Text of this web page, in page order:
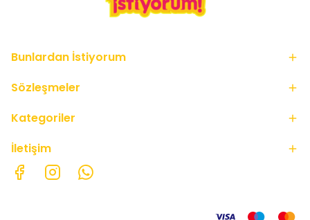
Bunlardan İstiyorum
Sözleşmeler
Kategoriler
İletişim